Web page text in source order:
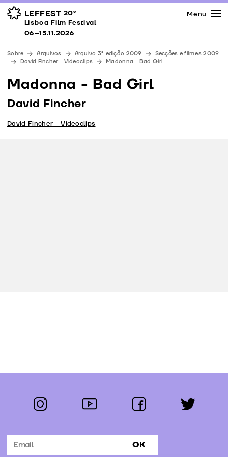
LEFFEST 20º
Lisboa Film Festival 06–15.11.2026
Prémios
Espaços
Apoios
Equipa
Downloads
Contactos
Menu
Lisboa Film Festival
06–15.11.2026
Sobre Arquivos Arquivo 3ª edição 2009
Secções e filmes 2009
David Fincher - Videoclips
Madonna - Bad Girl
Madonna - Bad Girl
David Fincher
David Fincher - Videoclips
Segue-nos:
instagram youtube facebook twitter
Subscrever Newsletter OK